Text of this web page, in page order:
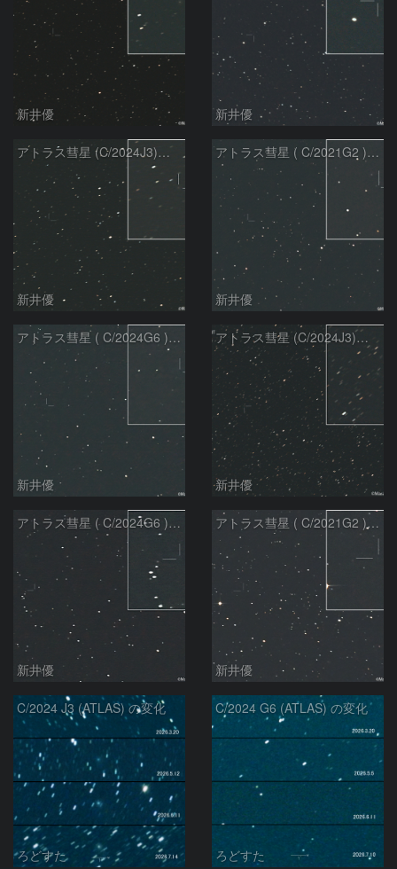
新井優 新井優
アトラス彗星 (C/2024J3)：2026/07/26
新井優
アトラス彗星 ( C/2021G2 )：2026/07/09
新井優
アトラス彗星 ( C/2024G6 )：2026/07/09
新井優
アトラス彗星 (C/2024J3)：2026/07/09
新井優
アトラス彗星 ( C/2024G6 )：2026/07/08
新井優
アトラス彗星 ( C/2021G2 )：2026/07/08
新井優
C/2024 J3 (ATLAS) の変化
ろどすた
C/2024 G6 (ATLAS) の変化
ろどすた